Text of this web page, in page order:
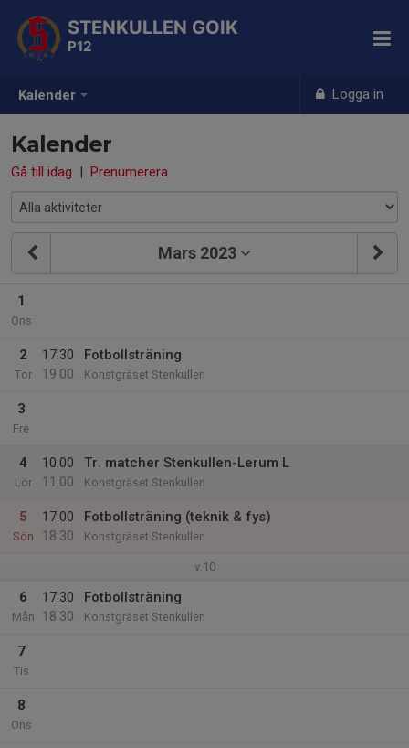
Kalender Logga in
STENKULLEN GOIK
P12
Kalender
Gå till idag | Prenumerera
Mars 2023
1
Ons
2
Tor
17:30
19:00
Fotbollsträning
Konstgräset Stenkullen
3
Fre
4
Lör
10:00
11:00
Tr. matcher Stenkullen-Lerum L
Konstgräset Stenkullen
5
Sön
17:00
18:30
Fotbollsträning (teknik & fys)
Konstgräset Stenkullen
v.10
6
Mån
17:30
18:30
Fotbollsträning
Konstgräset Stenkullen
7
Tis
8
Ons